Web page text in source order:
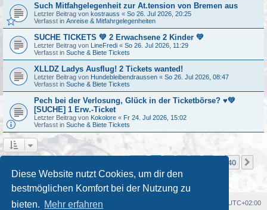
Diese Website nutzt Cookies, um dir den
bestmöglichen Komfort bei der Nutzung zu
bieten. Mehr erfahren
Such Mitfahgelegenheit zur At.tension von Bremen aus
Letzter Beitrag von kostrauss « So 26. Jul 2026, 20:25
Verfasst in Anreise & Mitfahrgelegenheiten
SUCHE TICKETS 💚 2 Erwachsene 2 Kinder 💚
Letzter Beitrag von LineFredi « So 26. Jul 2026, 11:29
Verfasst in Suche & Biete Tickets
XLLDZ Ladys Ausflug! 2 Tickets wanted!
Letzter Beitrag von Hundebleibendraussen « So 26. Jul 2026, 08:47
Verfasst in Suche & Biete Tickets
Pech bei der Verlosung, Glück in der Ticketbörse? ♥️💚
[SUCHE] 1 Erw.-Ticket
Letzter Beitrag von Kokolore « Fr 24. Jul 2026, 15:02
Verfasst in Suche & Biete Tickets
40
Foren-Übersicht UTC+02:00